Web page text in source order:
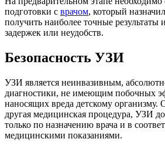
подготовки с врачом, который
получить наиболее точные
задержек или неудобств.
Безопасность УЗИ
УЗИ является неинвазивным,
диагностики, не имеющим побочных
наносящих вреда детскому организму.
другая медицинская процедура, УЗИ
только по назначению врача и в
медицинскими показаниями.